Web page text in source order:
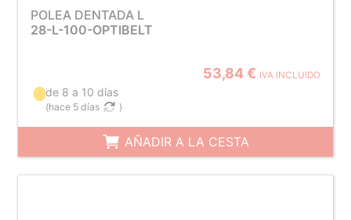
POLEA DENTADA L
28-L-100-OPTIBELT
53,84 € IVA INCLUIDO
de 8 a 10 días
(hace 5 días )
AÑADIR A LA CESTA